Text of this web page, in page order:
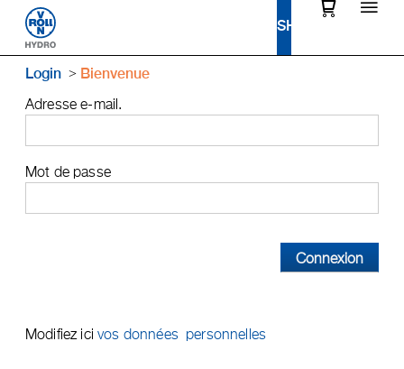
Login Bienvenue
Adresse e-mail.
Mot de passe
Connexion
Modifiez icivos données personnelles